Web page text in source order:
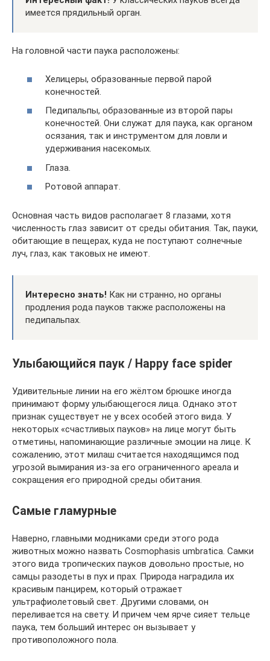
имеется прядильный орган.
На головной части паука расположены:
Хелицеры, образованные первой парой
конечностей.
Педипальпы, образованные из второй пары
конечностей. Они служат для паука, как органом
осязания, так и инструментом для ловли и
удерживания насекомых.
Глаза.
Ротовой аппарат.
Основная часть видов располагает 8 глазами, хотя
численность глаз зависит от среды обитания. Так, пауки,
обитающие в пещерах, куда не поступают солнечные
луч, глаз, как таковых не имеют.
Интересно знать! Как ни странно, но органы
продления рода пауков также расположены на
педипальпах.
Улыбающийся паук / Happy face spider
Удивительные линии на его жёлтом брюшке иногда
принимают форму улыбающегося лица. Однако этот
признак существует не у всех особей этого вида. У
некоторых «счастливых пауков» на лице могут быть
отметины, напоминающие различные эмоции на лице. К
сожалению, этот милаш считается находящимся под
угрозой вымирания из-за его ограниченного ареала и
сокращения его природной среды обитания.
Самые гламурные
Наверно, главными модниками среди этого рода
животных можно назвать Cosmophasis umbratica. Самки
этого вида тропических пауков довольно простые, но
самцы разодеты в пух и прах. Природа наградила их
красивым панцирем, который отражает
ультрафиолетовый свет. Другими словами, он
переливается на свету. И причем чем ярче сияет тельце
паука, тем больший интерес он вызывает у
противоположного пола.